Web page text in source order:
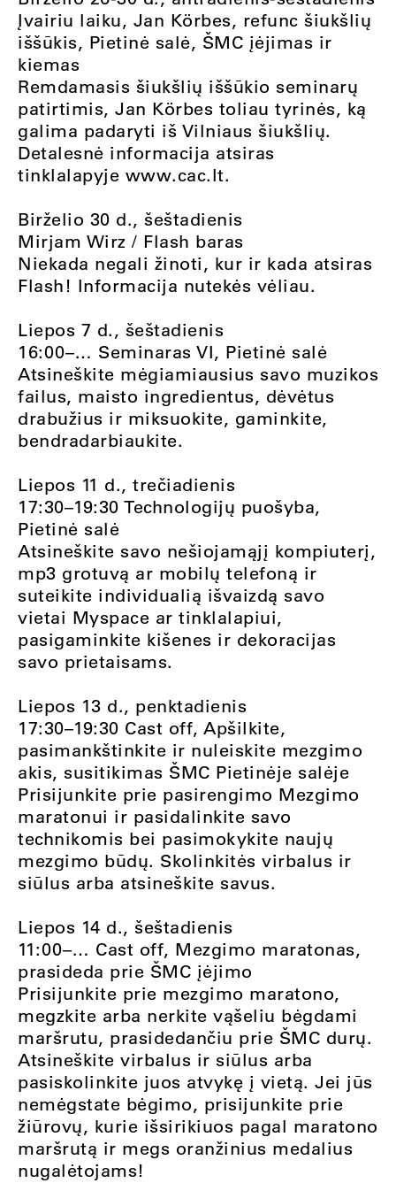
Įvairiu laiku, Jan Körbes, refunc šiukšlių
iššūkis, Pietinė salė, ŠMC įėjimas ir
kiemas
Remdamasis šiukšlių iššūkio seminarų
patirtimis, Jan Körbes toliau tyrinės, ką
galima padaryti iš Vilniaus šiukšlių.
Detalesnė informacija atsiras
tinklalapyje www.cac.lt.
Birželio 30 d., šeštadienis
Mirjam Wirz / Flash baras
Niekada negali žinoti, kur ir kada atsiras
Flash! Informacija nutekės vėliau.
Liepos 7 d., šeštadienis
16:00–… Seminaras VI, Pietinė salė
Atsineškite mėgiamiausius savo muzikos
failus, maisto ingredientus, dėvėtus
drabužius ir miksuokite, gaminkite,
bendradarbiaukite.
Liepos 11 d., trečiadienis
17:30–19:30 Technologijų puošyba,
Pietinė salė
Atsineškite savo nešiojamąjį kompiuterį,
mp3 grotuvą ar mobilų telefoną ir
suteikite individualią išvaizdą savo
vietai Myspace ar tinklalapiui,
pasigaminkite kišenes ir dekoracijas
savo prietaisams.
Liepos 13 d., penktadienis
17:30–19:30 Cast off, Apšilkite,
pasimankštinkite ir nuleiskite mezgimo
akis, susitikimas ŠMC Pietinėje salėje
Prisijunkite prie pasirengimo Mezgimo
maratonui ir pasidalinkite savo
technikomis bei pasimokykite naujų
mezgimo būdų. Skolinkitės virbalus ir
siūlus arba atsineškite savus.
Liepos 14 d., šeštadienis
11:00–… Cast off, Mezgimo maratonas,
prasideda prie ŠMC įėjimo
Prisijunkite prie mezgimo maratono,
megzkite arba nerkite vąšeliu bėgdami
maršrutu, prasidedančiu prie ŠMC durų.
Atsineškite virbalus ir siūlus arba
pasiskolinkite juos atvykę į vietą. Jei jūs
nemėgstate bėgimo, prisijunkite prie
žiūrovų, kurie išsirikiuos pagal maratono
maršrutą ir megs oranžinius medalius
nugalėtojams!